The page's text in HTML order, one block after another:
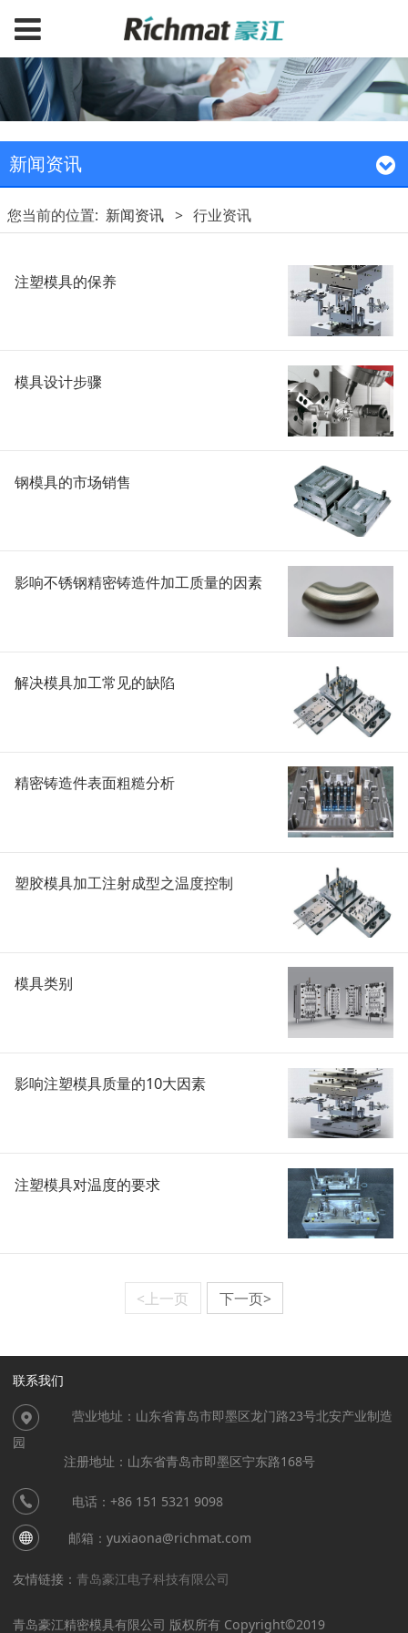
新闻资讯
您当前的位置: 新闻资讯 > 行业资讯
注塑模具的保养
模具设计步骤
钢模具的市场销售
影响不锈钢精密铸造件加工质量的因素
解决模具加工常见的缺陷
精密铸造件表面粗糙分析
塑胶模具加工注射成型之温度控制
模具类别
影响注塑模具质量的10大因素
注塑模具对温度的要求
<上一页 下一页>
联系我们
营业地址：山东省青岛市即墨区龙门路23号北安产业制造
园
注册地址：山东省青岛市即墨区宁东路168号
电话：+86 151 5321 9098
邮箱：yuxiaona@richmat.com
友情链接：青岛豪江电子科技有限公司
青岛豪江精密模具有限公司 版权所有 Copyright©2019